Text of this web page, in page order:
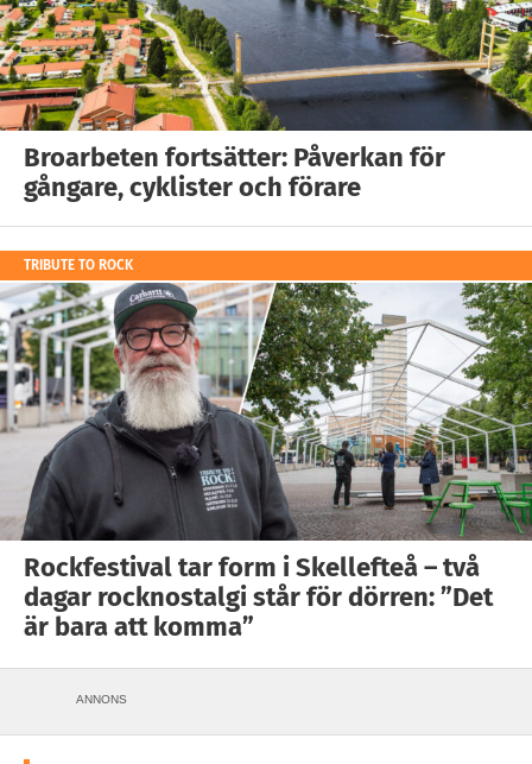
Broarbeten fortsätter: Påverkan för
gångare, cyklister och förare
TRIBUTE TO ROCK
Rockfestival tar form i Skellefteå – två
dagar rocknostalgi står för dörren: ”Det
är bara att komma”
ANNONS